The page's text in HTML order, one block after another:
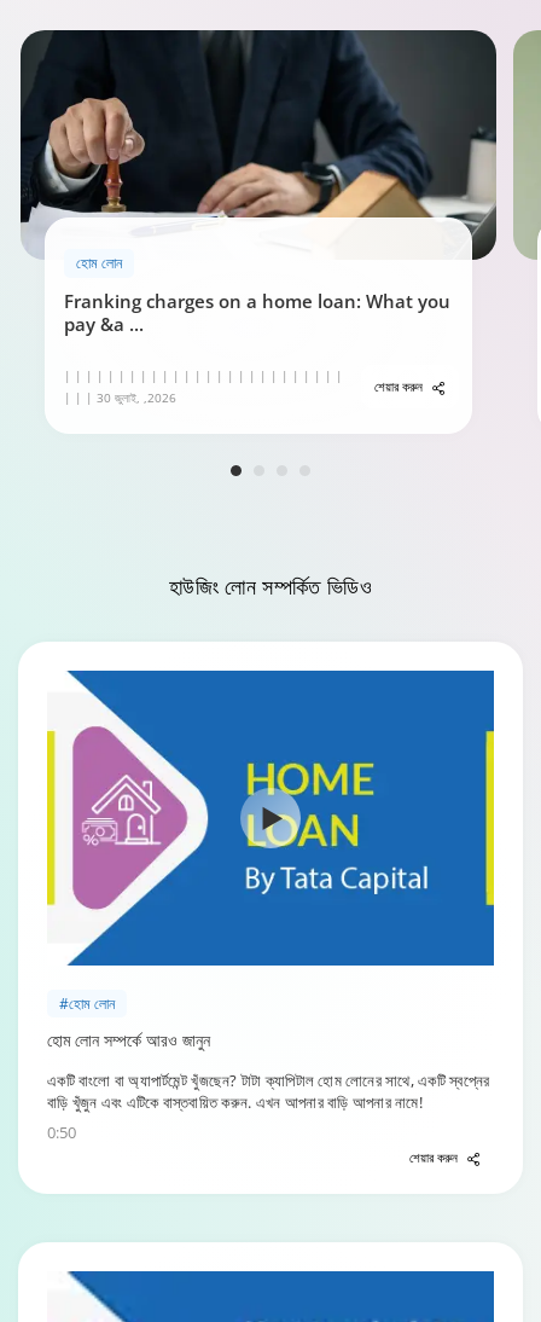
হোম লোন
Franking charges on a home loan: What you
pay &a ...
| | | | | | | | | | | | | | | | | | | | | | | | | |
| | | 30 জুলাই, ,2026
শেয়ার করুন
হাউজিং লোন সম্পর্কিতভিডিও
#হোম লোন
হোম লোন সম্পর্কে আরও জানুন
একটি বাংলো বা অ্যাপার্টমেন্ট খুঁজছেন? টাটা ক্যাপিটাল হোম লোনের সাথে, একটি স্বপ্নের
বাড়ি খুঁজুন এবং এটিকে বাস্তবায়িত করুন. এখন আপনার বাড়ি আপনার নামে!
0:50
শেয়ার করুন